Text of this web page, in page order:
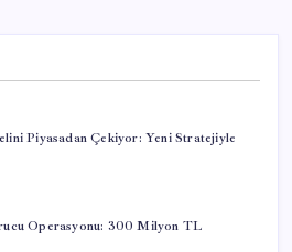
Piyasadan Çekiyor: Yeni Stratejiyle
Operasyonu: 300 Milyon TL